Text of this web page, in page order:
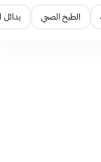
الطبخ الصحي بدائل